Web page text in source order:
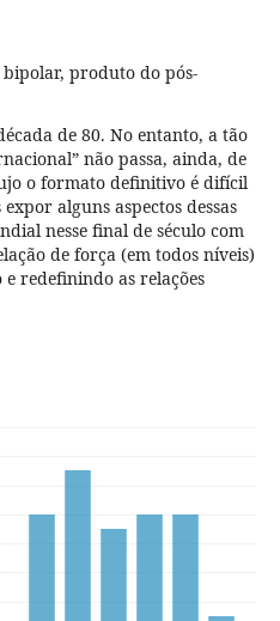
produto do pós-
de 80. No entanto, a tão
não passa, ainda, de
o formato definitivo é difícil
alguns aspectos dessas
nesse final de século com
de força (em todos níveis)
redefinindo as relações